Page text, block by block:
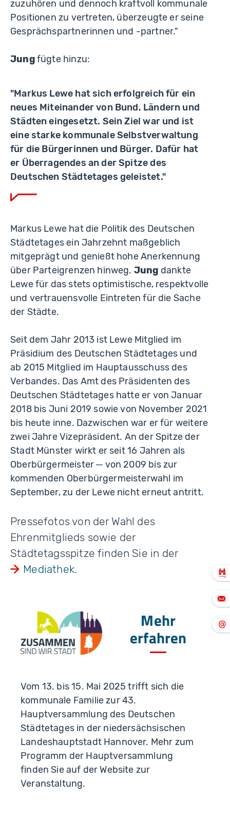
zuzuhören und dennoch kraftvoll kommunale
Positionen zu vertreten, überzeugte er seine
Gesprächspartnerinnen und -partner."
Jungfügte hinzu:
"Markus Lewe hat sich erfolgreich für ein
neues Miteinander von Bund, Ländern und
Städten eingesetzt. Sein Ziel war und ist
eine starke kommunale Selbstverwaltung
für die Bürgerinnen und Bürger. Dafür hat
er Überragendes an der Spitze des
Deutschen Städtetages geleistet."
Markus Lewe hat die Politik des Deutschen
Städtetages ein Jahrzehnt maßgeblich
mitgeprägt und genießt hohe Anerkennung
über Parteigrenzen hinweg. Jung dankte
Lewe für das stets optimistische, respektvolle
und vertrauensvolle Eintreten für die Sache
der Städte.
Seit dem Jahr 2013 ist Lewe Mitglied im
Präsidium des Deutschen Städtetages und
ab 2015 Mitglied im Hauptausschuss des
Verbandes. Das Amt des Präsidenten des
Deutschen Städtetages hatte er von Januar
2018 bis Juni 2019 sowie von November 2021
bis heute inne. Dazwischen war er für weitere
zwei Jahre Vizepräsident. An der Spitze der
Stadt Münster wirkt er seit 16 Jahren als
Oberbürgermeister ─ von 2009 bis zur
kommenden Oberbürgermeisterwahl im
September, zu der Lewe nicht erneut antritt.
Pressefotos von der Wahl des
Ehrenmitglieds sowie der
Städtetagsspitze finden Sie in der
Mediathek.
Mehr
erfahren
Vom 13. bis 15. Mai 2025 trifft sich die
kommunale Familie zur 43.
Hauptversammlung des Deutschen
Städtetages in der niedersächsischen
Landeshauptstadt Hannover. Mehr zum
Programm der Hauptversammlung
finden Sie auf der Website zur
Veranstaltung.